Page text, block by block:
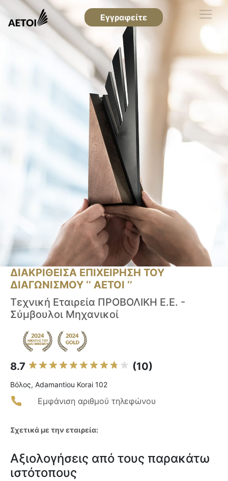
Εγγραφείτε
ΔΙΑΚΡΙΘΕΙΣΑ ΕΠΙΧΕΙΡΗΣΗ ΤΟΥ
ΔΙΑΓΩΝΙΣΜΟΥ ‘’ ΑΕΤΟΙ ‘’
Τεχνική Εταιρεία ΠΡΟΒΟΛΙΚΗ Ε.Ε. -
Σύμβουλοι Μηχανικοί
8.7 (10)
Βόλος, Adamantiou Korai 102
Εμφάνιση αριθμού τηλεφώνου
Σχετικά με την εταιρεία:
Αξιολογήσεις από τους παρακάτω
ιστότοπους